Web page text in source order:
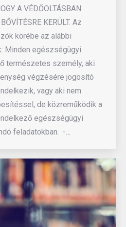
A VÉDŐOLTÁSBAN
KERÜLT. Az
körébe az alábbi
Minden egészségügyi
természetes személy, aki
végzésére jogosító
vagy aki nem
de közreműködik a
egészségügyi
feladatokban. -…